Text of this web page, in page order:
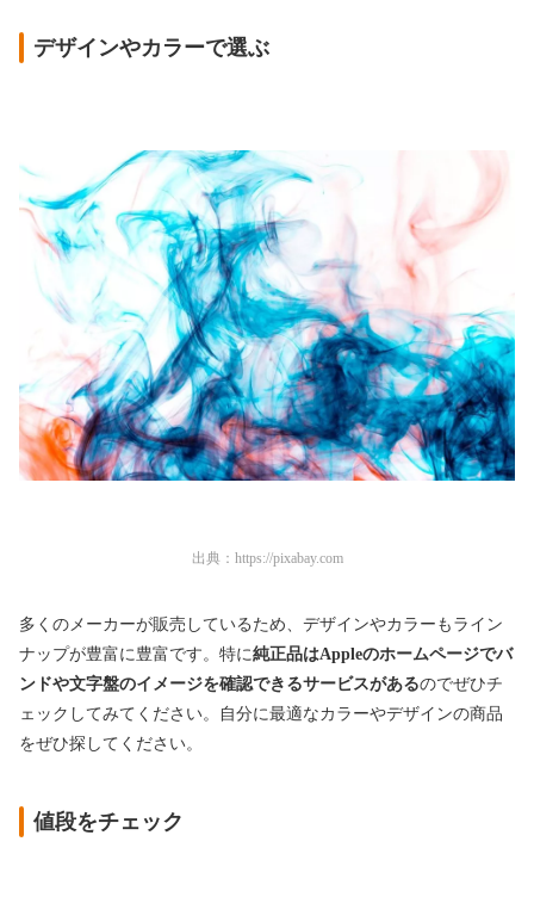
デザインやカラーで選ぶ
出典： https://pixabay.com
多くのメーカーが販売しているため、デザインやカラーもライン
ナップが豊富に豊富です。特に純正品はAppleのホームページでバ
ンドや文字盤のイメージを確認できるサービスがあるのでぜひチ
ェックしてみてください。自分に最適なカラーやデザインの商品
をぜひ探してください。
値段をチェック